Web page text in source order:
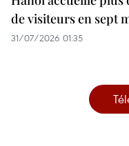
de visiteurs en sept
31/07/2026 01:35